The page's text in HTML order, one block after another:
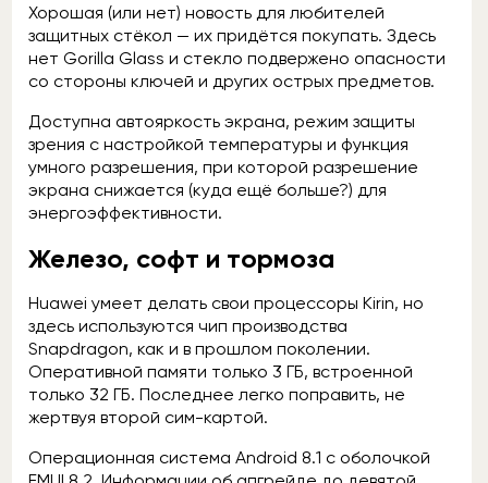
Хорошая (или нет) новость для любителей
защитных стёкол — их придётся покупать. Здесь
нет Gorilla Glass и стекло подвержено опасности
со стороны ключей и других острых предметов.
Доступна автояркость экрана, режим защиты
зрения с настройкой температуры и функция
умного разрешения, при которой разрешение
экрана снижается (куда ещё больше?) для
энергоэффективности.
Железо, софт и тормоза
Huawei умеет делать свои процессоры Kirin, но
здесь используются чип производства
Snapdragon, как и в прошлом поколении.
Оперативной памяти только 3 ГБ, встроенной
только 32 ГБ. Последнее легко поправить, не
жертвуя второй сим-картой.
Операционная система Android 8.1 с оболочкой